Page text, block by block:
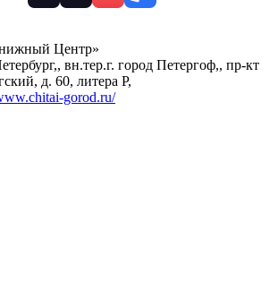
Центр»
, вн.тер.г. город Петергоф,, пр-кт
д. 60, литера Р,
gorod.ru/